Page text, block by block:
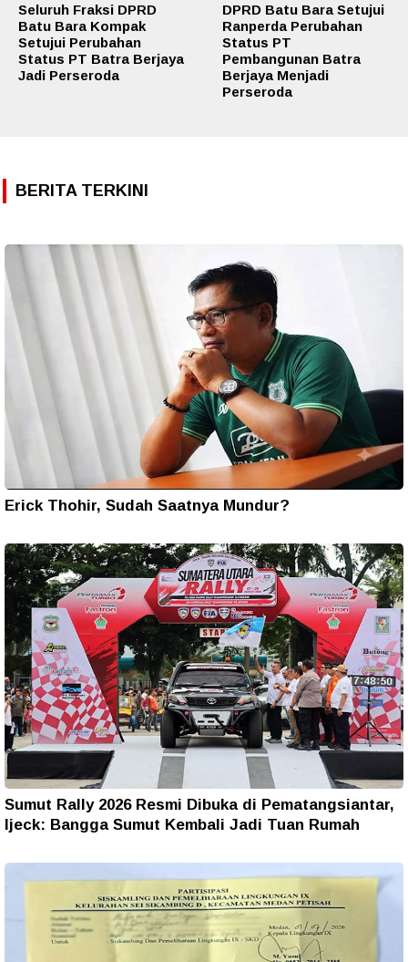
Seluruh Fraksi DPRD
Batu Bara Kompak
Setujui Perubahan
Status PT Batra Berjaya
Jadi Perseroda
DPRD Batu Bara Setujui
Ranperda Perubahan
Status PT
Pembangunan Batra
Berjaya Menjadi
Perseroda
BERITA TERKINI
Erick Thohir, Sudah Saatnya Mundur?
Sumut Rally 2026 Resmi Dibuka di Pematangsiantar,
Ijeck: Bangga Sumut Kembali Jadi Tuan Rumah